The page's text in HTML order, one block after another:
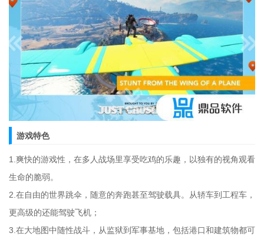
游戏特色
1.爽快的游戏性，在多人战场里享受吃鸡的乐趣，以独有的视角观看
生命的脆弱。
2.在自由的世界跳伞，随意的奔跑甚至驾驶载具。从轿车到工程车，
更高级的还能驾驶飞机；
3.在大地图中随性战斗，从监狱到军事基地，包括港口和建筑物都可